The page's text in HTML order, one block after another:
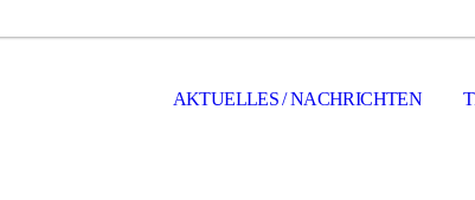
AKTUELLES / NACHRICHTEN